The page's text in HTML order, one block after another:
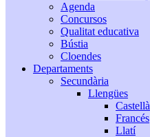
Agenda
Concursos
Qualitat educativa
Bústia
Cloendes
Departaments
Secundària
Llengües
Castellà
Francés
Llatí